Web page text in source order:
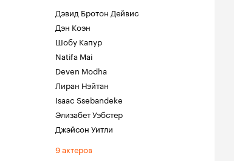
Дэвид Бротон Дейвис
Дэн Коэн
Шобу Капур
Natifa Mai
Deven Modha
Лиран Нэйтан
Isaac Ssebandeke
Элизабет Уэбстер
Джэйсон Уитли
9 актеров